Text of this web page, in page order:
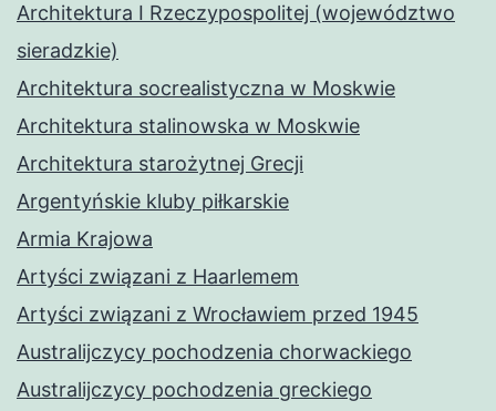
Architektura I Rzeczypospolitej (województwo
sieradzkie)
Architektura socrealistyczna w Moskwie
Architektura stalinowska w Moskwie
Architektura starożytnej Grecji
Argentyńskie kluby piłkarskie
Armia Krajowa
Artyści związani z Haarlemem
Artyści związani z Wrocławiem przed 1945
Australijczycy pochodzenia chorwackiego
Australijczycy pochodzenia greckiego